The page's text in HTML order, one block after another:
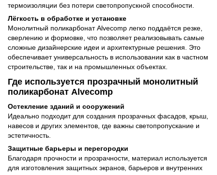
термоизоляции без потери светопропускной способности.
Лёгкость в обработке и установке
Монолитный поликарбонат Alvecomp легко поддаётся резке,
сверлению и формовке, что позволяет реализовывать самые
сложные дизайнерские идеи и архитектурные решения. Это
обеспечивает универсальность в использовании как в частном
строительстве, так и на промышленных объектах.
Где используется прозрачный монолитный
поликарбонат Alvecomp
Остекление зданий и сооружений
Идеально подходит для создания прозрачных фасадов, крыш,
навесов и других элементов, где важны светопропускание и
эстетичность.
Защитные барьеры и перегородки
Благодаря прочности и прозрачности, материал используется
для изготовления защитных экранов, барьеров и внутренних